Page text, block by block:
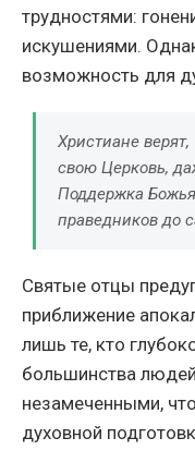
трудностями:
искушениями.
возможность для
Христиане
свою Церковь,
Поддержка
праведников до
Святые отцы
приближение
лишь те, кто
большинства
незамеченными,
духовной